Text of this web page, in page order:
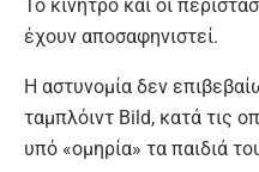
Το κίνητρο και οι
έχουν αποσαφηνιστεί.
Η αστυνομία δεν
ταμπλόιντ Bild, κατά τις
υπό «ομηρία» τα παιδιά